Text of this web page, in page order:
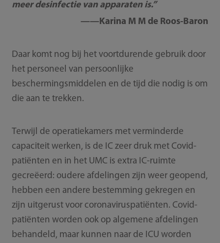
meer desinfectie van apparaten is.”
——Karina M M de Roos-Baron
Daar komt nog bij het voortdurende gebruik door
het personeel van persoonlijke
beschermingsmiddelen en de tijd die nodig is om
die aan te trekken.
Terwijl de operatiekamers met verminderde
capaciteit werken, is de IC zeer druk met Covid-
patiënten en in het UMC is extra IC-ruimte
gecreëerd: oudere afdelingen zijn weer geopend,
hebben een andere bestemming gekregen en
zijn uitgerust voor coronaviruspatiënten. Covid-
patiënten worden ook op algemene afdelingen
behandeld, maar kunnen naar de ICU worden